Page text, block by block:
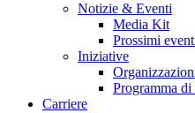
Notizie & Eventi
Media Kit
Prossimi
Iniziative
Programma
Carriere